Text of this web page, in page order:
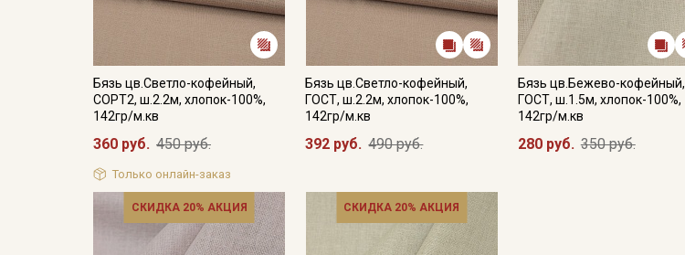
Бязь цв.Светло-кофейный,
СОРТ2, ш.2.2м, хлопок-100%,
142гр/м.кв
360 руб. 450 руб.
Только онлайн-заказ
Бязь цв.Светло-кофейный,
ГОСТ, ш.2.2м, хлопок-100%,
142гр/м.кв
392 руб. 490 руб.
Бязь цв.Бежево-кофейный,
ГОСТ, ш.1.5м, хлопок-100%,
142гр/м.кв
280 руб. 350 руб.
СКИДКА 20% АКЦИЯ СКИДКА 20% АКЦИЯ